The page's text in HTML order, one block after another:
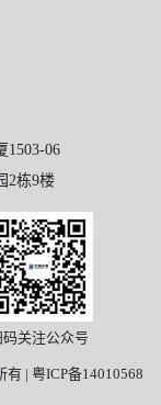
1503-06
2栋9楼
码关注公众号
有 | 粤ICP备14010568